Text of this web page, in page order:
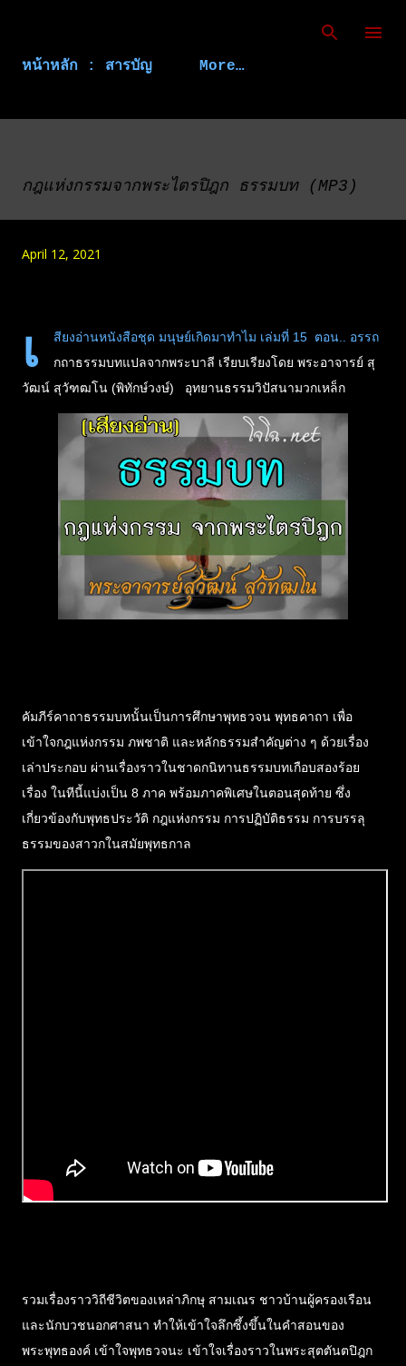
หน้าหลัก : สารบัญ More…
กฎแห่งกรรมจากพระไตรปิฎก ธรรมบท (MP3)
April 12, 2021
เ
สียงอ่านหนังสือชุด มนุษย์เกิดมาทำไม เล่มที่ 15 ตอน.. อรรถ
กถาธรรมบทแปลจากพระบาลี เรียบเรียงโดย พระอาจารย์ สุ
วัฒน์ สุวัฑฒโน (พิทักษ์วงษ์) อุทยานธรรมวิปัสนามวกเหล็ก
คัมภีร์คาถาธรรมบทนั้นเป็นการศึกษาพุทธวจน พุทธคาถา เพื่อ
เข้าใจกฎแห่งกรรม ภพชาติ และหลักธรรมสำคัญต่าง ๆ ด้วยเรื่อง
เล่าประกอบ ผ่านเรื่องราวในชาดกนิทานธรรมบทเกือบสองร้อย
เรื่อง ในทีนี้แบ่งเป็น 8 ภาค พร้อมภาคพิเศษในตอนสุดท้าย ซึ่ง
เกี่ยวข้องกับพุทธประวัติ กฎแห่งกรรม การปฏิบัติธรรม การบรรลุ
ธรรมของสาวกในสมัยพุทธกาล
รวมเรื่องราววิถีชีวิตของเหล่าภิกษุ สามเณร ชาวบ้านผู้ครองเรือน
และนักบวชนอกศาสนา ทำให้เข้าใจลึกซึ้งขึ้นในคำสอนของ
พระพุทธองค์ เข้าใจพุทธวจนะ เข้าใจเรื่องราวในพระสุตตันตปิฎก